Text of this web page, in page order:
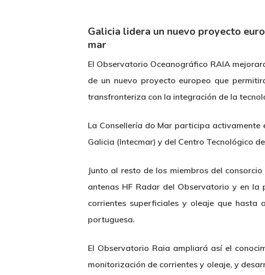
Galicia lidera un nuevo proyecto
mar
El Observatorio Oceanográfico RAIA
de un nuevo proyecto europeo que
transfronteriza con la integración de la
La Consellería do Mar participa
Galicia (Intecmar) y del Centro Tecnológico
Junto al resto de los miembros del
antenas HF Radar del Observatorio y en
corrientes superficiales y oleaje que
portuguesa.
El Observatorio Raia ampliará así el
monitorización de corrientes y oleaje, y